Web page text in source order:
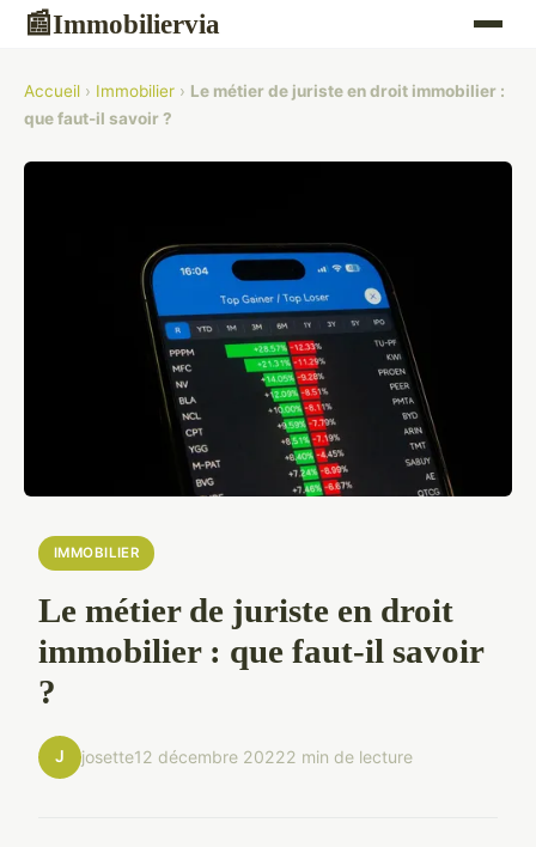
📰Immobiliervia
Accueil › Immobilier › Le métier de juriste en droit immobilier :
que faut-il savoir ?
IMMOBILIER
Le métier de juriste en droit
immobilier : que faut-il savoir
?
J josette12 décembre 20222 min de lecture